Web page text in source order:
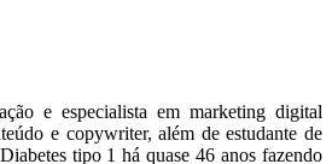
e especialista em marketing digital
e copywriter, além de estudante de
tipo 1 há quase 46 anos fazendo